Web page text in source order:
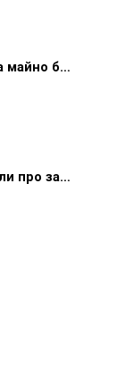
Декларація про доходи та майно боржника юридичної особи (бланк) + інструкція
Заява про виконання ухвали про забезпечення позову (зразок, шаблон 2025 року)